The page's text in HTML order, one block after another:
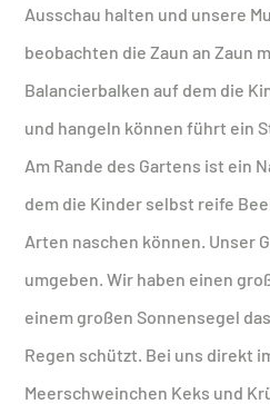
Ausschau halten und unsere
beobachten die Zaun an Zaun
Balancierbalken auf dem die
und hangeln können führt ein
Am Rande des Gartens ist ein
dem die Kinder selbst reife
Arten naschen können. Unser
umgeben. Wir haben einen
einem großen Sonnensegel
Regen schützt. Bei uns direkt
Meerschweinchen Keks und